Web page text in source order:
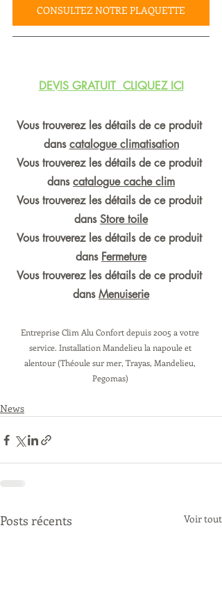
CONSULTEZ NOTRE PLAQUETTE
DEVIS GRATUIT  CLIQUEZ ICI
Vous trouverez les détails de ce produit
dans catalogue climatisation
Vous trouverez les détails de ce produit
dans catalogue cache clim
Vous trouverez les détails de ce produit
dans Store toile
Vous trouverez les détails de ce produit
dans Fermeture
Vous trouverez les détails de ce produit
dans Menuiserie
Entreprise Clim Alu Confort depuis 2005 a votre
service. Installation Mandelieu la napoule et
alentour (Théoule sur mer, Trayas, Mandelieu,
Pegomas)
News
Posts récents Voir tout